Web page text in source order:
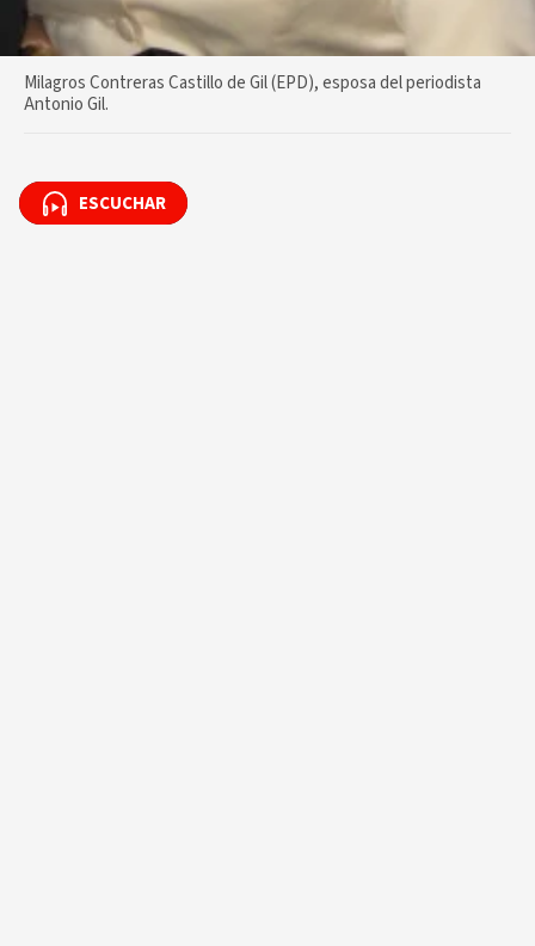
Milagros Contreras Castillo de Gil (EPD), esposa del periodista
Antonio Gil.
ESCUCHAR
ESCUCHAR